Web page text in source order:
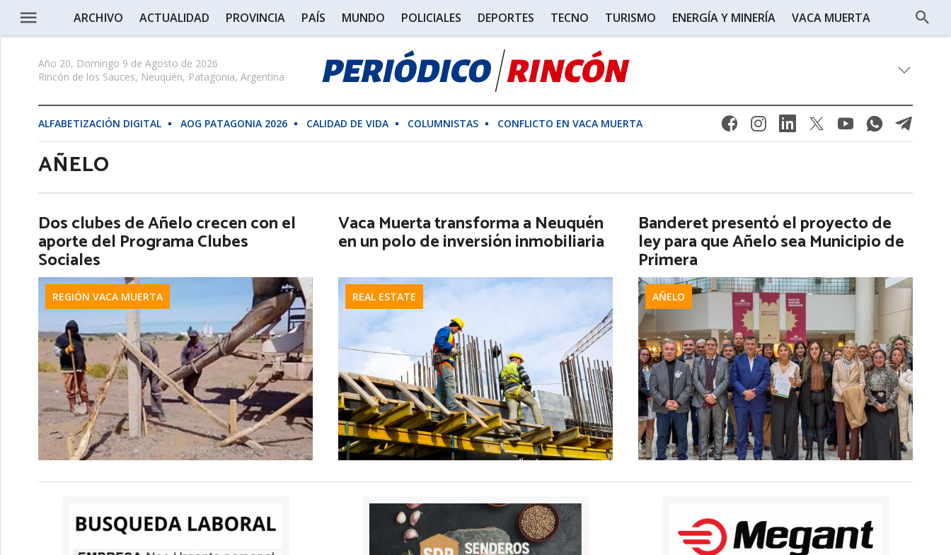
ARCHIVO ACTUALIDAD PROVINCIA PAÍS MUNDO POLICIALES DEPORTES TECNO TURISMO ENERGÍA Y MINERÍA VACA MUERTA
Año 20, Domingo 9 de Agosto de 2026
Rincón de los Sauces, Neuquén, Patagonia, Argentina
ALFABETIZACIÓN DIGITAL AOG PATAGONIA 2026 CALIDAD DE VIDA COLUMNISTAS CONFLICTO EN VACA MUERTA
AÑELO
Dos clubes de Añelo crecen con el
aporte del Programa Clubes
Sociales
REGIÓN VACA MUERTA
Vaca Muerta transforma a Neuquén
en un polo de inversión inmobiliaria
REAL ESTATE
Banderet presentó el proyecto de
ley para que Añelo sea Municipio de
Primera
AÑELO